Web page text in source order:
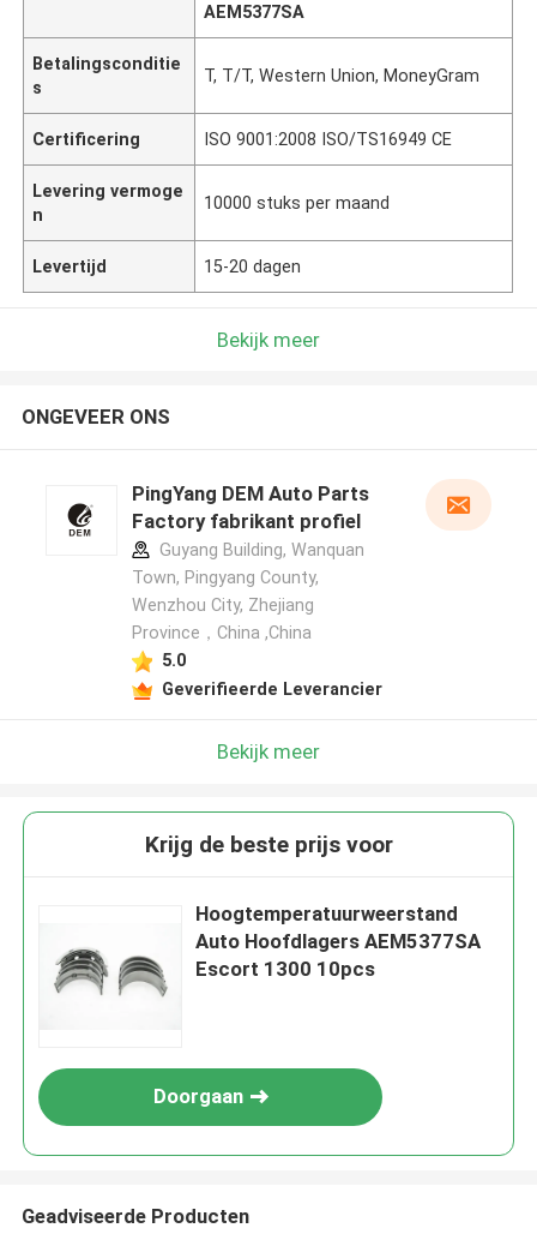
AEM5377SA
Betalingsconditie
s
T, T/T, Western Union, MoneyGram
Certificering ISO 9001:2008 ISO/TS16949 CE
Levering vermoge
n
10000 stuks per maand
Levertijd 15-20 dagen
Bekijk meer
ONGEVEER ONS
PingYang DEM Auto Parts
Factory fabrikant profiel
Guyang Building, Wanquan
Town, Pingyang County,
Wenzhou City, Zhejiang
Province，China ,China
5.0
Geverifieerde Leverancier
Bekijk meer
Krijg de beste prijs voor
Hoogtemperatuurweerstand
Auto Hoofdlagers AEM5377SA
Escort 1300 10pcs
Doorgaan
Geadviseerde Producten